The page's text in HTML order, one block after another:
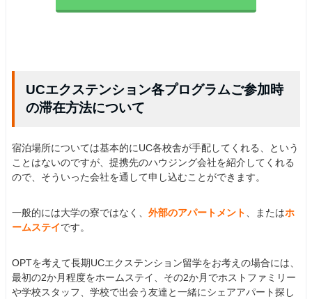
UCエクステンション各プログラムご参加時
の滞在方法について
宿泊場所については基本的にUC各校舎が手配してくれる、という
ことはないのですが、提携先のハウジング会社を紹介してくれる
ので、そういった会社を通して申し込むことができます。
一般的には大学の寮ではなく、 外部のアパートメント 、またはホ
ームステイ です。
OPTを考えて長期UCエクステンション留学をお考えの場合には、
最初の2か月程度をホームステイ、その2か月でホストファミリー
や学校スタッフ、学校で出会う友達と一緒にシェアアパート探し